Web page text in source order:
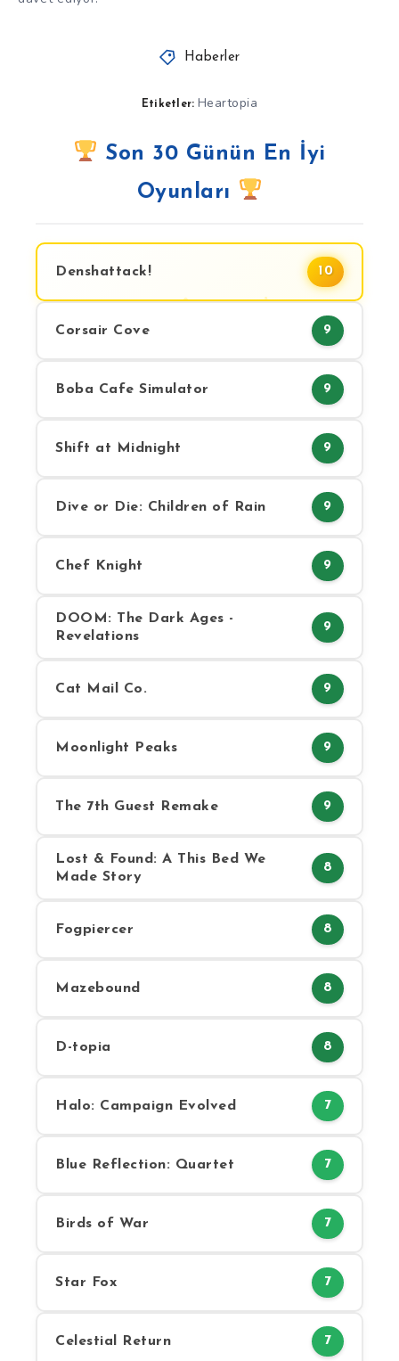
Haberler
Etiketler: Heartopia
Son 30 Günün En İyi
Oyunları
Denshattack! 10
Corsair Cove 9
Boba Cafe Simulator 9
Shift at Midnight 9
Dive or Die: Children of Rain 9
Chef Knight 9
DOOM: The Dark Ages -
Revelations
9
Cat Mail Co. 9
Moonlight Peaks 9
The 7th Guest Remake 9
Lost & Found: A This Bed We
Made Story
8
Fogpiercer 8
Mazebound 8
D-topia 8
Halo: Campaign Evolved 7
Blue Reflection: Quartet 7
Birds of War 7
Star Fox 7
Celestial Return 7